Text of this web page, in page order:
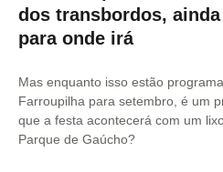
dos transbordos,
para onde irá
Mas enquanto isso estão
Farroupilha para setembro, é um
que a festa acontecerá com um
Parque de Gaúcho?